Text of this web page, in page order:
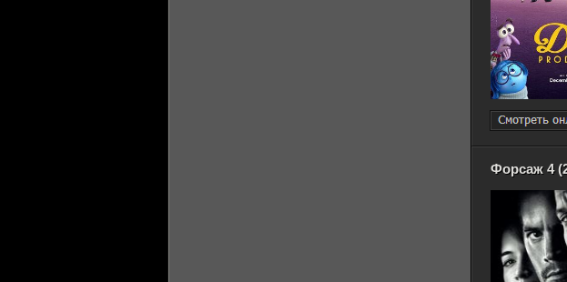
Форсаж 4